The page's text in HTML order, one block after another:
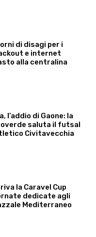
di disagi per i
e internet
alla centralina
l’addio di Gaone: la
saluta il futsal
Civitavecchia
la Caravel Cup
dedicate agli
Mediterraneo